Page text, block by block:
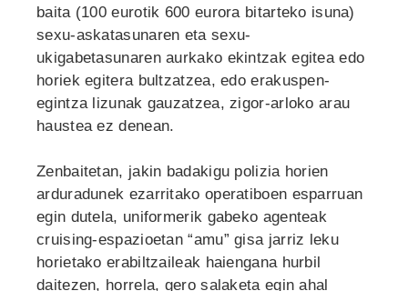
baita (100 eurotik 600 eurora bitarteko isuna)
sexu-askatasunaren eta sexu-
ukigabetasunaren aurkako ekintzak egitea edo
horiek egitera bultzatzea, edo erakuspen-
egintza lizunak gauzatzea, zigor-arloko arau
haustea ez denean.
Zenbaitetan, jakin badakigu polizia horien
arduradunek ezarritako operatiboen esparruan
egin dutela, uniformerik gabeko agenteak
cruising-espazioetan “amu” gisa jarriz leku
horietako erabiltzaileak haiengana hurbil
daitezen, horrela, gero salaketa egin ahal